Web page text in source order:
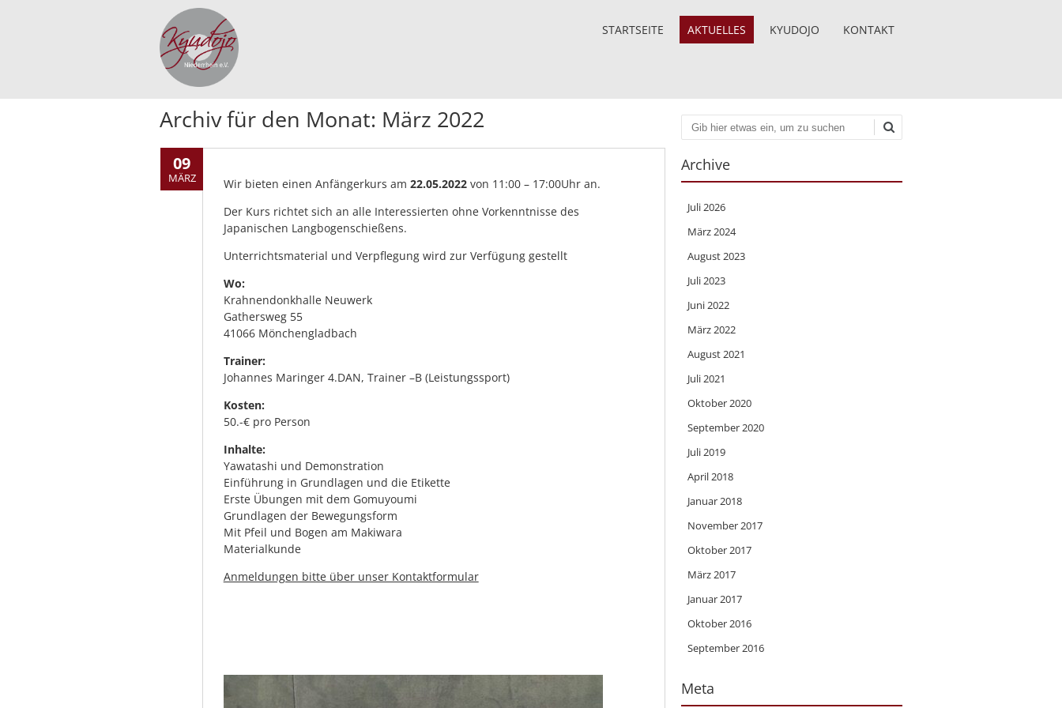
STARTSEITE AKTUELLES KYUDOJO KONTAKT
Archiv für den Monat: März 2022
09
MÄRZ Wir bieten einen Anfängerkurs am 22.05.2022von 11:00 – 17:00Uhr an.
Der Kurs richtet sich an alle Interessierten ohne Vorkenntnisse des
Japanischen Langbogenschießens.
Unterrichtsmaterial und Verpflegung wird zur Verfügung gestellt
Wo:
Krahnendonkhalle Neuwerk
Gathersweg 55
41066 Mönchengladbach
Trainer:
Johannes Maringer 4.DAN, Trainer –B (Leistungssport)
Kosten:
50.-€ pro Person
Inhalte:
Yawatashi und Demonstration
Einführung in Grundlagen und die Etikette
Erste Übungen mit dem Gomuyoumi
Grundlagen der Bewegungsform
Mit Pfeil und Bogen am Makiwara
Materialkunde
Anmeldungen bitte über unser Kontaktformular
Suchen
Archive
Juli 2026
März 2024
August 2023
Juli 2023
Juni 2022
März 2022
August 2021
Juli 2021
Oktober 2020
September 2020
Juli 2019
April 2018
Januar 2018
November 2017
Oktober 2017
März 2017
Januar 2017
Oktober 2016
September 2016
Meta